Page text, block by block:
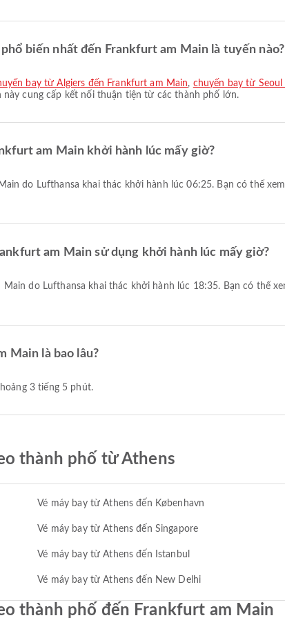
biến nhất đến Frankfurt am Main là tuyến nào?
bay từ Algiers đến Frankfurt am Main, chuyến bay từ
cung cấp kết nối thuận tiện từ các thành phố lớn.
am Main khởi hành lúc mấy giờ?
am Main sử dụng khởi hành lúc mấy giờ?
Main là bao lâu?
3 tiếng 5 phút.
thành phố từ Athens
Vé máy bay từ Athens đến København
Vé máy bay từ Athens đến Singapore
Vé máy bay từ Athens đến Istanbul
Vé máy bay từ Athens đến New Delhi
thành phố đến Frankfurt am Main